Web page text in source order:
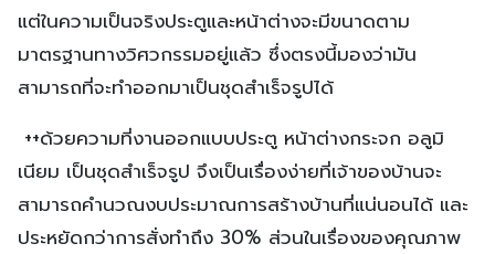
แต่ในความเป็นจริงประตูและหน้าต่างจะมีขนาดตาม
มาตรฐานทางวิศวกรรมอยู่แล้ว ซึ่งตรงนี้มองว่ามัน
สามารถที่จะทำออกมาเป็นชุดสำเร็จรูปได้
++ด้วยความที่งานออกแบบประตู หน้าต่างกระจก อลูมิ
เนียม เป็นชุดสำเร็จรูป จึงเป็นเรื่องง่ายที่เจ้าของบ้านจะ
สามารถคำนวณงบประมาณการสร้างบ้านที่แน่นอนได้ และ
ประหยัดกว่าการสั่งทำถึง 30% ส่วนในเรื่องของคุณภาพ